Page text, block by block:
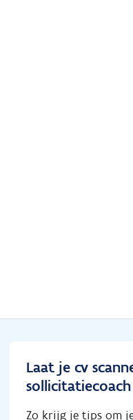
Laat je cv
sollicitatiecoach
Zo krijg je tips om